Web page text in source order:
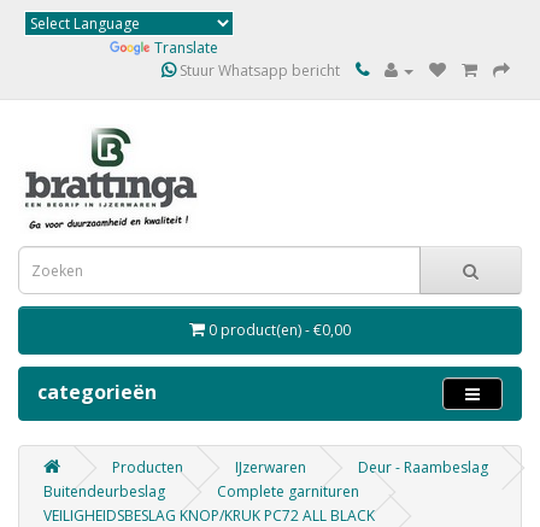
Translate
Stuur Whatsapp bericht
0 product(en) - €0,00
categorieën
Producten IJzerwaren
Deur - Raambeslag
Buitendeurbeslag
Complete garnituren
VEILIGHEIDSBESLAG KNOP/KRUK PC72 ALL BLACK